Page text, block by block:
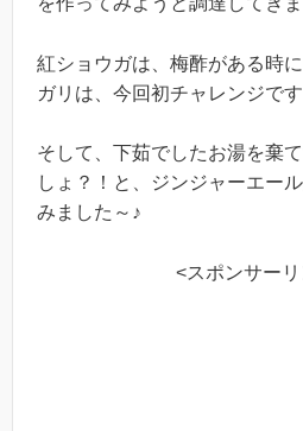
紅ショウガは、梅酢がある時
ガリは、今回初チャレンジです
そして、下茹でしたお湯を棄
しょ？！と、ジンジャーエー
みました～♪
<スポンサーリ